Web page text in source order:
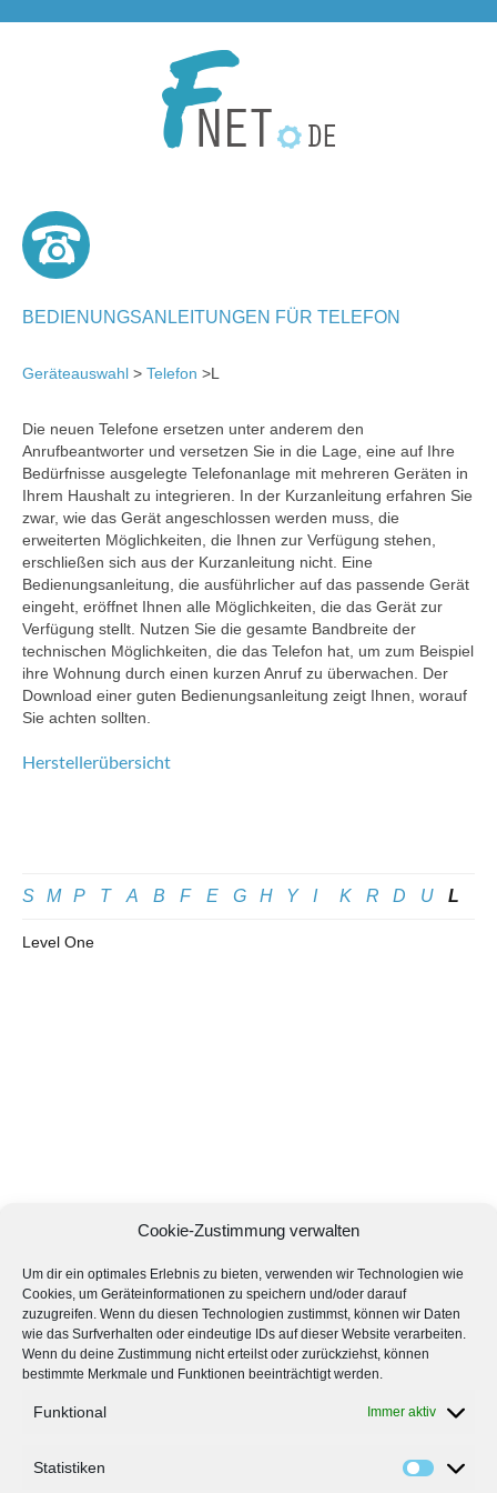
Cookie-Zustimmung verwalten
Um dir ein optimales Erlebnis zu bieten, verwenden wir Technologien wie
Cookies, um Geräteinformationen zu speichern und/oder darauf
zuzugreifen. Wenn du diesen Technologien zustimmst, können wir Daten
wie das Surfverhalten oder eindeutige IDs auf dieser Website verarbeiten.
Wenn du deine Zustimmung nicht erteilst oder zurückziehst, können
bestimmte Merkmale und Funktionen beeinträchtigt werden.
Funktional Immer aktiv
Statistiken
BEDIENUNGSANLEITUNGEN FÜR TELEFON
Geräteauswahl > Telefon >L
Die neuen Telefone ersetzen unter anderem den
Anrufbeantworter und versetzen Sie in die Lage, eine auf Ihre
Bedürfnisse ausgelegte Telefonanlage mit mehreren Geräten in
Ihrem Haushalt zu integrieren. In der Kurzanleitung erfahren Sie
zwar, wie das Gerät angeschlossen werden muss, die
erweiterten Möglichkeiten, die Ihnen zur Verfügung stehen,
erschließen sich aus der Kurzanleitung nicht. Eine
Bedienungsanleitung, die ausführlicher auf das passende Gerät
eingeht, eröffnet Ihnen alle Möglichkeiten, die das Gerät zur
Verfügung stellt. Nutzen Sie die gesamte Bandbreite der
technischen Möglichkeiten, die das Telefon hat, um zum Beispiel
ihre Wohnung durch einen kurzen Anruf zu überwachen. Der
Download einer guten Bedienungsanleitung zeigt Ihnen, worauf
Sie achten sollten.
Herstellerübersicht
S M P T A B F E G H Y I K R D U L
Level One